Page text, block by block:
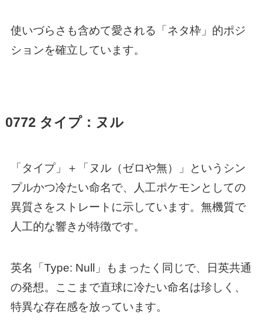
使いづらさも含めて愛される「ネタ枠」的ポジ
ションを確立しています。
0772 タイプ：ヌル
「タイプ」＋「ヌル（ゼロや無）」というシン
プルかつ冷たい命名で、人工ポケモンとしての
異質さをストレートに示しています。無機質で
人工的な響きが特徴です。
英名「Type: Null」もまったく同じで、日英共通
の発想。ここまで直球に冷たい命名は珍しく、
特異な存在感を放っています。